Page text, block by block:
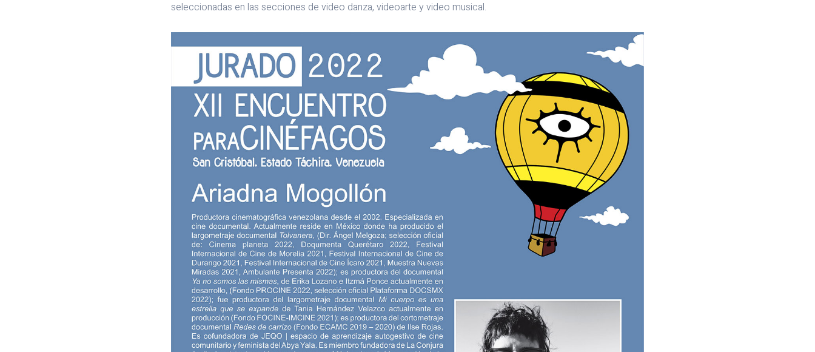
seleccionadas en las secciones de video danza, videoarte y video musical.